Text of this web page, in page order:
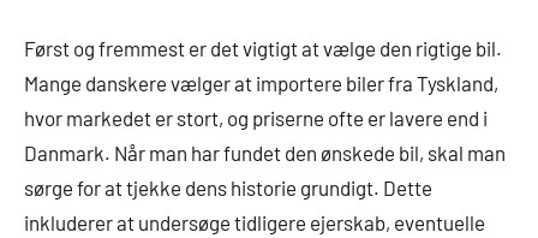
Først og fremmest er det vigtigt at vælge den rigtige bil.
Mange danskere vælger at importere biler fra Tyskland,
hvor markedet er stort, og priserne ofte er lavere end i
Danmark. Når man har fundet den ønskede bil, skal man
sørge for at tjekke dens historie grundigt. Dette
inkluderer at undersøge tidligere ejerskab, eventuelle